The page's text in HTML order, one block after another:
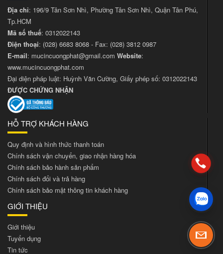
Địa chỉ: 196/9 Tân Sơn Nhì, Phường Tân Sơn Nhì, Quận Tân Phú,
Tp.HCM
Mã số thuế: 0312022143
Điện thoại: (028) 6683 8068 - Fax: (028) 3812 0987
E-mail: mucincuongphat@gmail.com Website:
www.mucincuongphat.com
Đại diện pháp luật: Huỳnh Văn Cường, Giấy phép số: 0312022143
ĐƯỢC CHỨNG NHẬN
HỖ TRỢ KHÁCH HÀNG
Quy định và hình thức thanh toán
Chính sách vận chuyển, giao nhận hàng hóa
Chính sách bảo hành sản phẩm
Chính sách đổi và trả hàng
Chính sách bảo mật thông tin khách hàng
GIỚI THIỆU
Giới thiệu
Tuyển dụng
Tin tức